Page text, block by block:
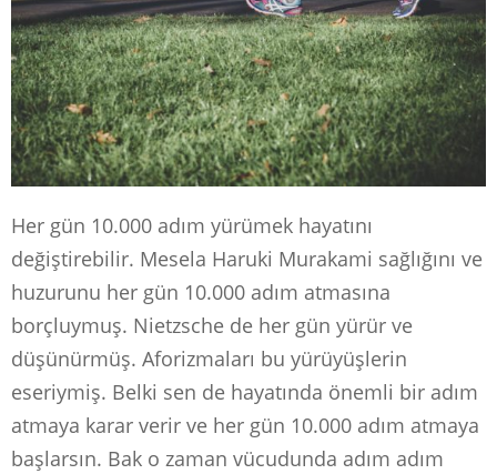
Her gün 10.000 adım yürümek hayatını
değiştirebilir. Mesela Haruki Murakami sağlığını ve
huzurunu her gün 10.000 adım atmasına
borçluymuş. Nietzsche de her gün yürür ve
düşünürmüş. Aforizmaları bu yürüyüşlerin
eseriymiş. Belki sen de hayatında önemli bir adım
atmaya karar verir ve her gün 10.000 adım atmaya
başlarsın. Bak o zaman vücudunda adım adım